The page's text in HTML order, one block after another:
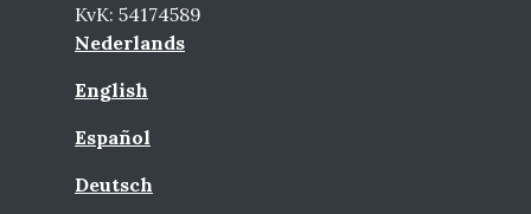
KvK: 54174589
Nederlands
English
Español
Deutsch